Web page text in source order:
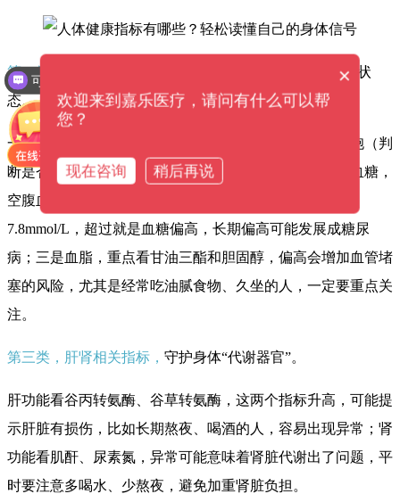
第二类，血液相关指标，
核心看3个，直接反映身体内在状
态。
一是血常规，重点看白细胞（判断是否有炎症）、红细胞（判
断是否贫血），比如感冒发烧时，白细胞会升高；二是血糖，
空腹血糖正常范围3.9-6.1mmol/L，餐后2小时不超过
7.8mmol/L，超过就是血糖偏高，长期偏高可能发展成糖尿
病；三是血脂，重点看甘油三酯和胆固醇，偏高会增加血管堵
塞的风险，尤其是经常吃油腻食物、久坐的人，一定要重点关
注。
第三类，肝肾相关指标， 守护身体“代谢器官”。
肝功能看谷丙转氨酶、谷草转氨酶，这两个指标升高，可能提
示肝脏有损伤，比如长期熬夜、喝酒的人，容易出现异常；肾
功能看肌酐、尿素氮，异常可能意味着肾脏代谢出了问题，平
时要注意多喝水、少熬夜，避免加重肾脏负担。
×
欢迎来到嘉乐医疗，请问有什么可以帮
您？
现在咨询 稍后再说